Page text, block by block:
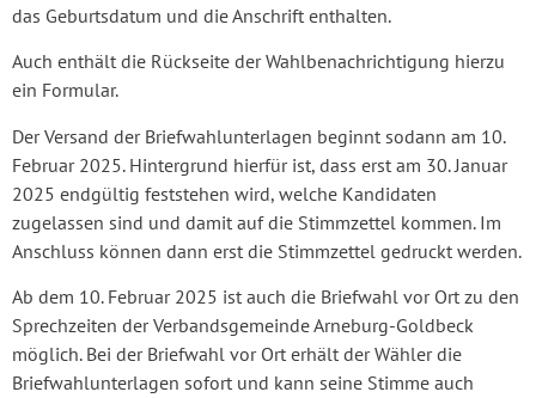
das Geburtsdatum und die Anschrift enthalten.
Auch enthält die Rückseite der Wahlbenachrichtigung hierzu
ein Formular.
Der Versand der Briefwahlunterlagen beginnt sodann am 10.
Februar 2025. Hintergrund hierfür ist, dass erst am 30. Januar
2025 endgültig feststehen wird, welche Kandidaten
zugelassen sind und damit auf die Stimmzettel kommen. Im
Anschluss können dann erst die Stimmzettel gedruckt werden.
Ab dem 10. Februar 2025 ist auch die Briefwahl vor Ort zu den
Sprechzeiten der Verbandsgemeinde Arneburg-Goldbeck
möglich. Bei der Briefwahl vor Ort erhält der Wähler die
Briefwahlunterlagen sofort und kann seine Stimme auch